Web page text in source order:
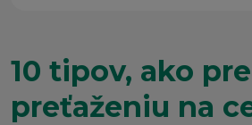
10 tipov, ako
preťaženiu na